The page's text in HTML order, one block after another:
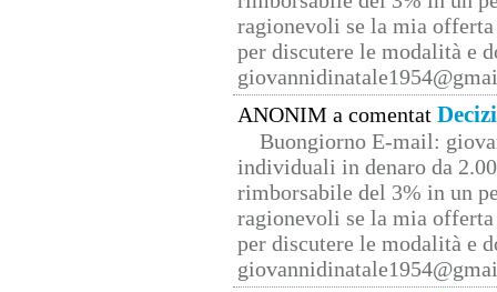
ragionevoli se la mia
per discutere le modalità e
ANONIM a comentat
Buongiorno E-mail:
individuali in denaro da
rimborsabile del 3% in un
ragionevoli se la mia
per discutere le modalità e